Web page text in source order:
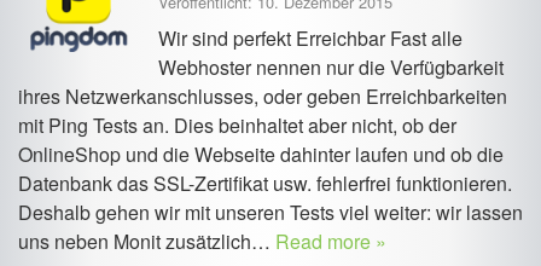
Wir sind perfekt Erreichbar Fast alle
Webhoster nennen nur die Verfügbarkeit
ihres Netzwerkanschlusses, oder geben Erreichbarkeiten
mit Ping Tests an. Dies beinhaltet aber nicht, ob der
OnlineShop und die Webseite dahinter laufen und ob die
Datenbank das SSL-Zertifikat usw. fehlerfrei funktionieren.
Deshalb gehen wir mit unseren Tests viel weiter: wir lassen
uns neben Monit zusätzlich… Read more »